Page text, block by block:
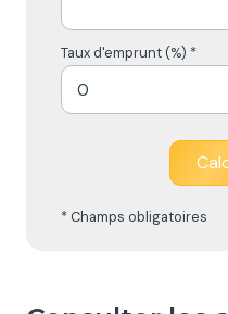
Taux d'emprunt (%) *
* Champs obligatoires